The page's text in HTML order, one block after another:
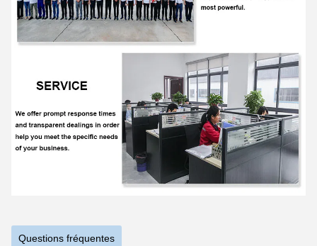
Questions fréquentes